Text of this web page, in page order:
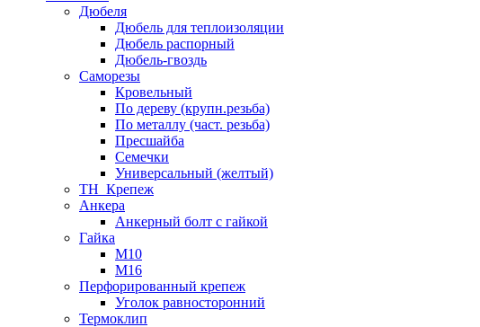
Дюбеля
Дюбель для теплоизоляции
Дюбель распорный
Дюбель-гвоздь
Саморезы
Кровельный
По дереву (крупн.резьба)
По металлу (част. резьба)
Пресшайба
Семечки
Универсальный (желтый)
ТН_Крепеж
Анкера
Анкерный болт с гайкой
Гайка
М10
М16
Перфорированный крепеж
Уголок равносторонний
Термоклип